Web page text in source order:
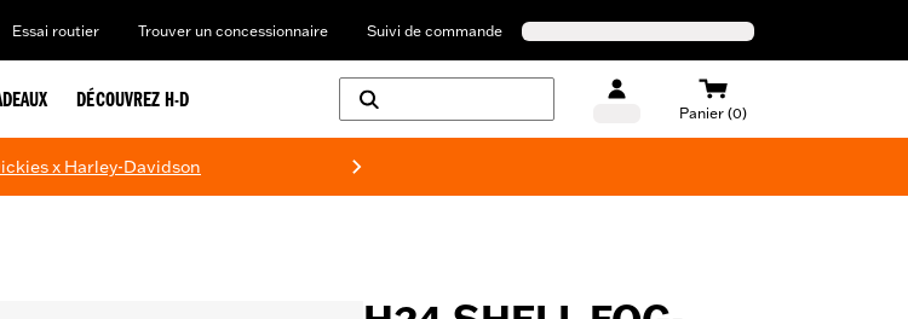
Essai routier Trouver un concessionnaire Suivi de commande
DÉCOUVREZ H-D
Panier (0)
x Harley-Davidson